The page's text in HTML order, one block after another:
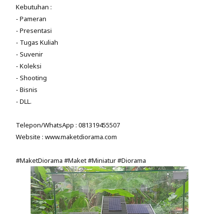
Kebutuhan :
- Pameran
- Presentasi
- Tugas Kuliah
- Suvenir
- Koleksi
- Shooting
- Bisnis
- DLL.
Telepon/WhatsApp : 081319455507
Website : www.maketdiorama.com
#MaketDiorama #Maket #Miniatur #Diorama